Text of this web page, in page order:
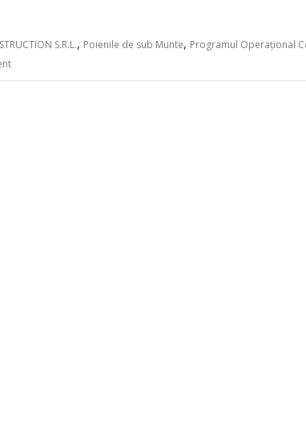
S.R.L., Poienile de sub Munte, Programul Operațional